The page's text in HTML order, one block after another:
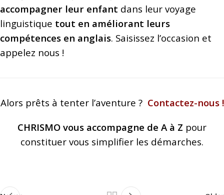
accompagner leur enfant dans leur voyage
linguistique tout en améliorant leurs
compétences en anglais. Saisissez l’occasion et
appelez nous !
Alors prêts à tenter l’aventure ? Contactez-nous !
CHRISMO vous accompagne de A à Z pour
constituer vous simplifier les démarches.